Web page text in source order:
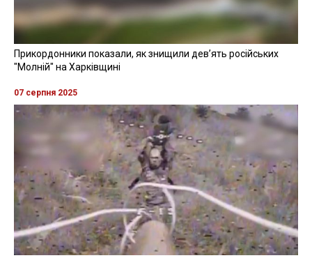
Прикордонники показали, як знищили девʼять російських
"Молній" на Харківщині
07 серпня 2025